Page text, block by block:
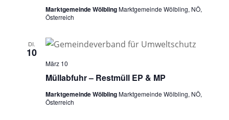
Marktgemeinde WölblingMarktgemeinde Wölbling, NÖ,
Österreich
DI.
10
Müllabfuhr – Restmüll EP & MP
März 10
Marktgemeinde WölblingMarktgemeinde Wölbling, NÖ,
Österreich